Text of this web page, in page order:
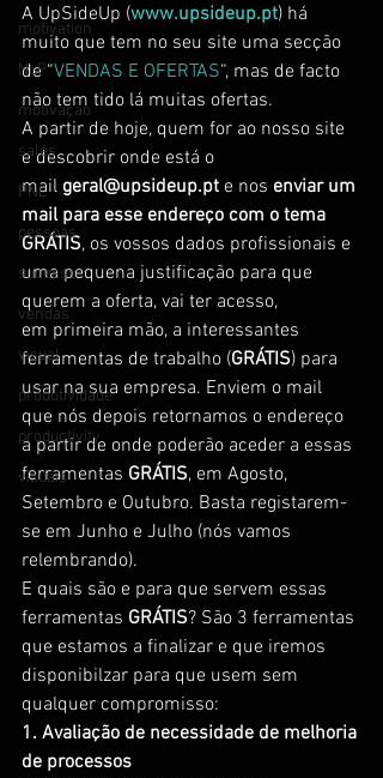
motivation
NLP
motivação
sales
PNL
pessoas
sucesso
vendas
visual
produtividade
productivity
visuais
A UpSideUp (www.upsideup.pt) há
muito que tem no seu site uma secção
de “VENDAS E OFERTAS“, mas de facto
não tem tido lá muitas ofertas.
A partir de hoje, quem for ao nosso site
e descobrir onde está o
mail geral@upsideup.pt e nos enviar um
mail para esse endereço com o tema
GRÁTIS, os vossos dados profissionais e
uma pequena justificação para que
querem a oferta, vai ter acesso,
em primeira mão, a interessantes
ferramentas de trabalho (GRÁTIS) para
usar na sua empresa. Enviem o mail
que nós depois retornamos o endereço
a partir de onde poderão aceder a essas
ferramentas GRÁTIS, em Agosto,
Setembro e Outubro. Basta registarem-
se em Junho e Julho (nós vamos
relembrando).
E quais são e para que servem essas
ferramentas GRÁTIS? São 3 ferramentas
que estamos a finalizar e que iremos
disponibilzar para que usem sem
qualquer compromisso:
1. Avaliação de necessidade de melhoria
de processos